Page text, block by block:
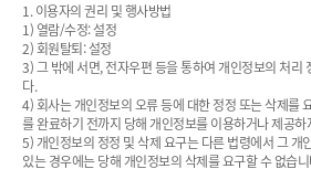
1. 이용자의 권리 및 행사방법
1) 열람/수정: 설정
2) 회원탈퇴: 설정
3) 그 밖에 서면, 전자우편 등을 통하여 개인정보의 처리
다.
4) 회사는 개인정보의 오류 등에 대한 정정 또는 삭제를
를 완료하기 전까지 당해 개인정보를 이용하거나 제공하
5) 개인정보의 정정 및 삭제 요구는 다른 법령에서 그 개
있는 경우에는 당해 개인정보의 삭제를 요구할 수 없습